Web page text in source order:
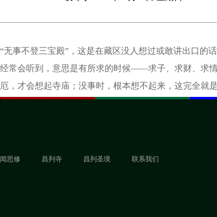
“无事不登三宝殿”，这是在藏区没人想过或敢讲出口的
经常会听到，意思是有所求的时候——求子、求财、求
厄，才会想起寺庙；没事时，根本想不起来，这完全就
闻思修 昌列寺 昌列圣境 联系我们